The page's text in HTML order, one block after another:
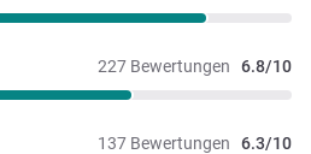
227 Bewertungen 6.8/10
137 Bewertungen 6.3/10